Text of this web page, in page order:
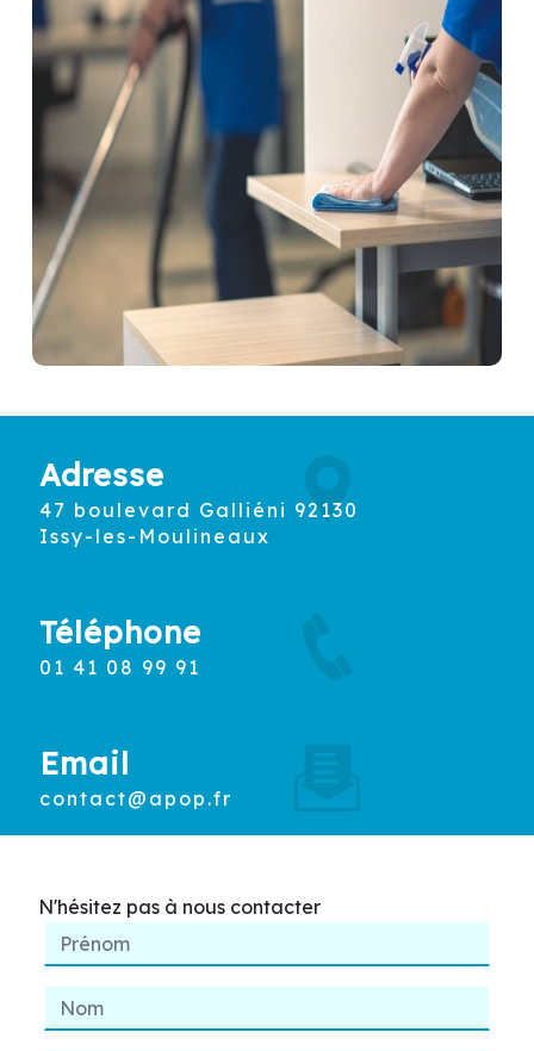
Adresse
47 boulevard Galliéni 92130
Issy-les-Moulineaux
Téléphone
01 41 08 99 91
Email
contact@apop.fr
N'hésitez pas à nous contacter